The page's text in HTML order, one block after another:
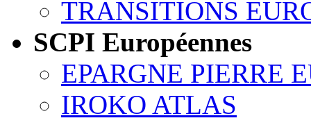
TRANSITIONS
SCPI Européennes
EPARGNE PIERRE
IROKO ATLAS